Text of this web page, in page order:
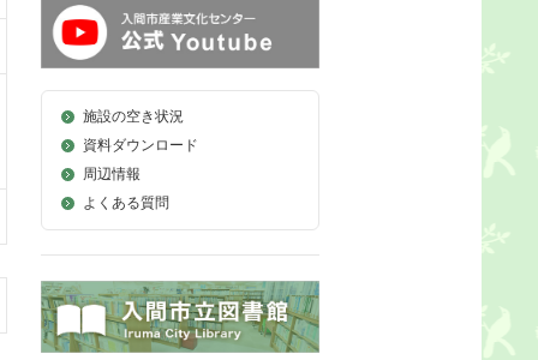
施設の空き状況
資料ダウンロード
周辺情報
よくある質問